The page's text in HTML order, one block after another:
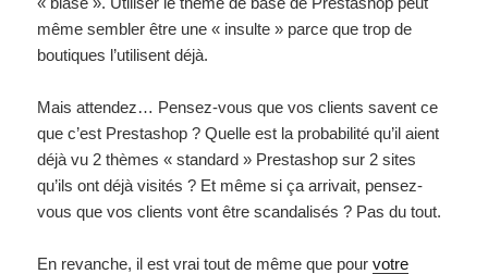
même sembler être une « insulte » parce que trop de
boutiques l’utilisent déjà.
Mais attendez… Pensez-vous que vos clients savent ce
que c’est Prestashop ? Quelle est la probabilité qu’il aient
déjà vu 2 thèmes « standard » Prestashop sur 2 sites
qu’ils ont déjà visités ? Et même si ça arrivait, pensez-
vous que vos clients vont être scandalisés ? Pas du tout.
En revanche, il est vrai tout de même que pourvotre